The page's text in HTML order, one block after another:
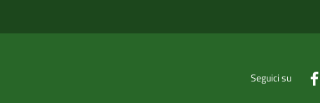
Seguici su